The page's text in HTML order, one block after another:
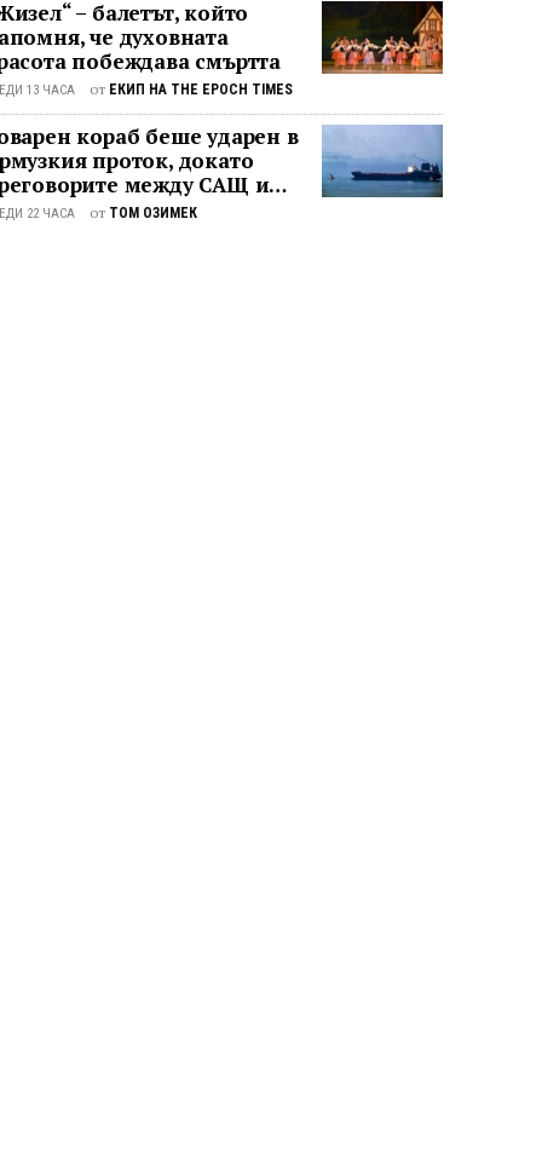
– балетът, който
че духовната
побеждава смъртта
13 ЧАСА от ЕКИП НА THE EPOCH TIMES
кораб беше ударен в
проток, докато
между САЩ и
останаха в безизходица
22 ЧАСА от ТОМ ОЗИМЕК